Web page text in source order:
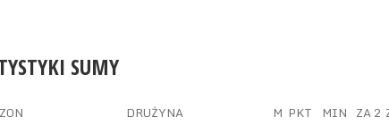
SUMY
DRUŻYNA M PKT MIN ZA 2